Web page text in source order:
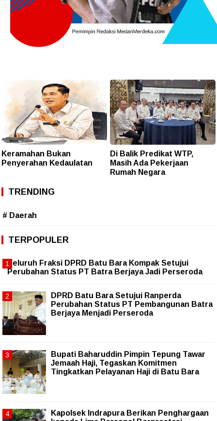
Keramahan Bukan
Penyerahan Kedaulatan
Di Balik Predikat WTP,
Masih Ada Pekerjaan
Rumah Negara
TRENDING
# Daerah
TERPOPULER
Seluruh Fraksi DPRD Batu Bara Kompak Setujui
Perubahan Status PT Batra Berjaya Jadi Perseroda
DPRD Batu Bara Setujui Ranperda
Perubahan Status PT Pembangunan Batra
Berjaya Menjadi Perseroda
Bupati Baharuddin Pimpin Tepung Tawar
Jemaah Haji, Tegaskan Komitmen
Tingkatkan Pelayanan Haji di Batu Bara
Kapolsek Indrapura Berikan Penghargaan